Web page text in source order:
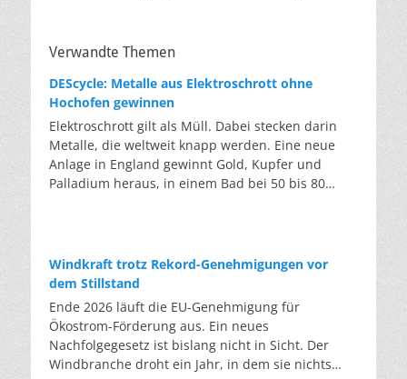
Verwandte Themen
DEScycle: Metalle aus Elektroschrott ohne
Hochofen gewinnen
Elektroschrott gilt als Müll. Dabei stecken darin
Metalle, die weltweit knapp werden. Eine neue
Anlage in England gewinnt Gold, Kupfer und
Palladium heraus, in einem Bad bei 50 bis 80
tausend Grad ein. Energieintensiv und nur im
industriellen Großmaßstab möglich. Das Londoner
Start-up DEScycle hat im englischen Teesside eine
Demonstrationsanlage eröffnet, die ohne diese
Hitze auskommt: Ein chemisches Bad löst die
Metalle bei 50 bis 80 Grad heraus, statt sie
einzuschmelzen. Das Verfahren heißt Iono-
Windkraft trotz Rekord-Genehmigungen vor
dem Stillstand
Ende 2026 läuft die EU-Genehmigung für
Ökostrom-Förderung aus. Ein neues
Nachfolgegesetz ist bislang nicht in Sicht. Der
Windbranche droht ein Jahr, in dem sie nichts